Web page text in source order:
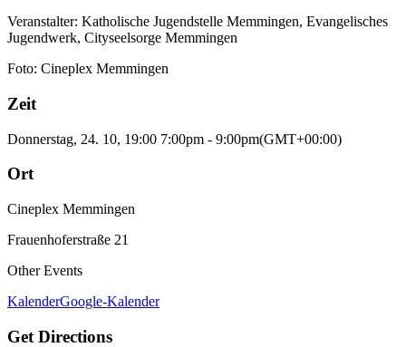
Veranstalter: Katholische Jugendstelle Memmingen, Evangelisches
Jugendwerk, Cityseelsorge Memmingen
Foto: Cineplex Memmingen
Zeit
Donnerstag, 24. 10, 19:00 7:00pm - 9:00pm(GMT+00:00)
Ort
Cineplex Memmingen
Frauenhoferstraße 21
Other Events
KalenderGoogle-Kalender
Get Directions